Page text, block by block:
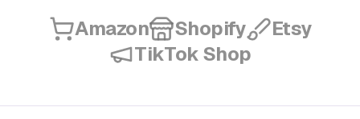
Amazon Shopify
Etsy
TikTok Shop